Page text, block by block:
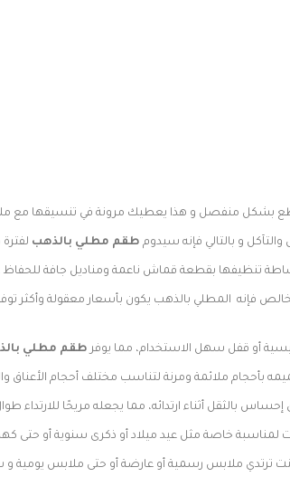
بشكل منفصل و هذا يعطيك مرونة في تنسيقها مع
و بالتالي فإنه سيدوم طقم مطلي بالذهب
تنظيفها بقطعة قماش ناعمة ومناديل جافة للحفاظ
فإنه المطلي بالذهب يكون بأسعار معقولة وأكثر
أو قفل سهل الاستخدام، مما يوفر طقم مطلي
بأحجام ملائمة ومرنة لتناسب مختلف أحجام الأعناق
بالثقل أثناء ارتدائه، مما يجعله مريحًا للارتداء
خاصة مثل عيد ميلاد أو ذكرى سنوية أو حتى كهدية
ترتدي ملابس رسمية أو عارضة أو حتى ملابس يومية